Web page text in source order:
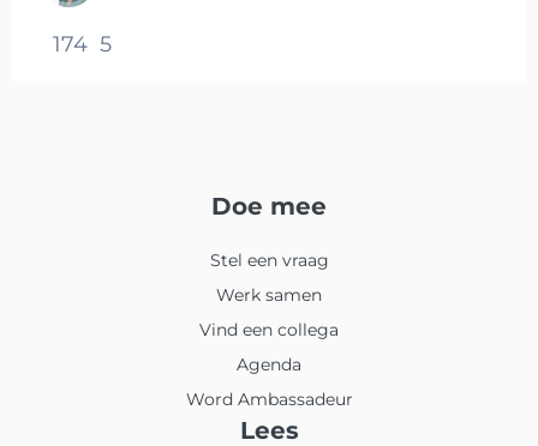
174 5
Doe mee
Stel een vraag
Werk samen
Vind een collega
Agenda
Word Ambassadeur
Lees